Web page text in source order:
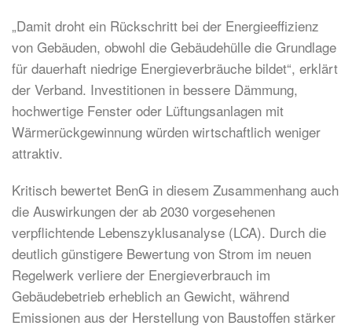
„Damit droht ein Rückschritt bei der Energieeffizienz
von Gebäuden, obwohl die Gebäudehülle die Grundlage
für dauerhaft niedrige Energieverbräuche bildet“, erklärt
der Verband. Investitionen in bessere Dämmung,
hochwertige Fenster oder Lüftungsanlagen mit
Wärmerückgewinnung würden wirtschaftlich weniger
attraktiv.
Kritisch bewertet BenG in diesem Zusammenhang auch
die Auswirkungen der ab 2030 vorgesehenen
verpflichtende Lebenszyklusanalyse (LCA). Durch die
deutlich günstigere Bewertung von Strom im neuen
Regelwerk verliere der Energieverbrauch im
Gebäudebetrieb erheblich an Gewicht, während
Emissionen aus der Herstellung von Baustoffen stärker